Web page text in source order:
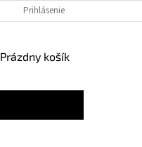
Prihlásenie
NÁKUPNÝ
Prázdny košík